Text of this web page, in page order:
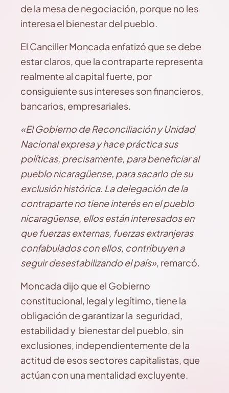
de la mesa de negociación, porque no les
interesa el bienestar del pueblo.
El Canciller Moncada enfatizó que se debe
estar claros, que la contraparte representa
realmente al capital fuerte, por
consiguiente sus intereses son financieros,
bancarios, empresariales.
«El Gobierno de Reconciliación y Unidad
Nacional expresa y hace práctica sus
políticas, precisamente, para beneficiar al
pueblo nicaragüense, para sacarlo de su
exclusión histórica. La delegación de la
contraparte no tiene interés en el pueblo
nicaragüense, ellos están interesados en
que fuerzas externas, fuerzas extranjeras
confabulados con ellos, contribuyen a
seguir desestabilizando el país», remarcó.
Moncada dijo que el Gobierno
constitucional, legal y legítimo, tiene la
obligación de garantizar la seguridad,
estabilidad y bienestar del pueblo, sin
exclusiones, independientemente de la
actitud de esos sectores capitalistas, que
actúan con una mentalidad excluyente.